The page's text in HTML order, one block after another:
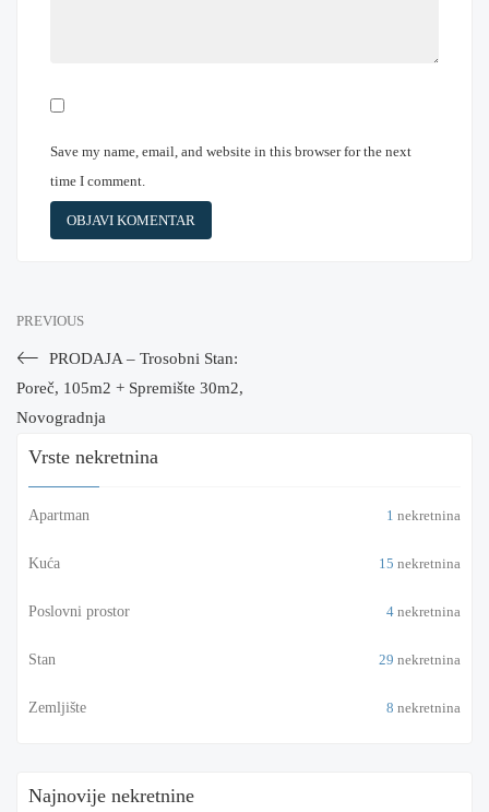
Save my name, email, and website in this browser for the next
time I comment.
PREVIOUS
PRODAJA – Trosobni Stan:
Poreč, 105m2 + Spremište 30m2,
Novogradnja
Vrste nekretnina
Apartman 1 nekretnina
Kuća 15 nekretnina
Poslovni prostor 4 nekretnina
Stan 29 nekretnina
Zemljište 8 nekretnina
Najnovije nekretnine